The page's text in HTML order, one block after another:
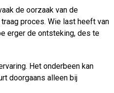
de oorzaak van de
proces. Wie last heeft van
erger de ontsteking, des te
Het onderbeen kan
doorgaans alleen bij